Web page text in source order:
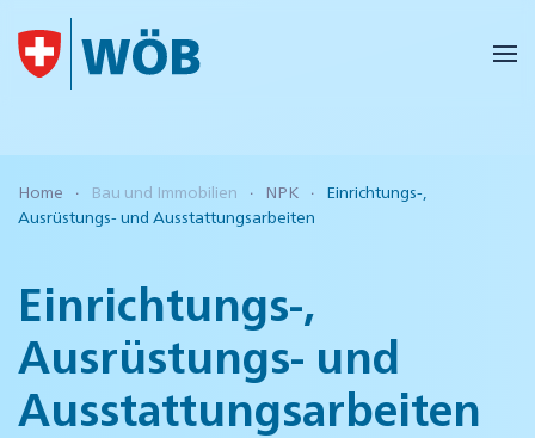
Skip to main content
Home Bau und Immobilien NPK
Einrichtungs-,
Ausrüstungs- und Ausstattungsarbeiten
Einrichtungs-,
Ausrüstungs- und
Ausstattungsarbeiten